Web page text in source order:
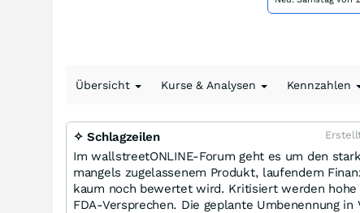
Übersicht Kurse & Analysen Kennzahlen
✧ Schlagzeilen
Im wallstreetONLINE-Forum geht es um den
mangels zugelassenem Produkt, laufendem
kaum noch bewertet wird. Kritisiert werden
FDA-Versprechen. Die geplante Umbenennung